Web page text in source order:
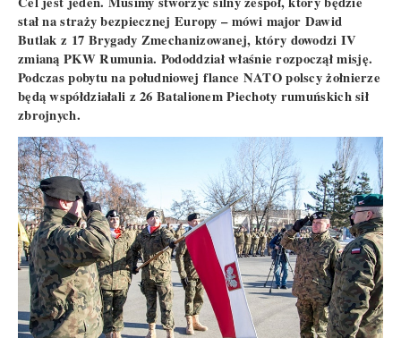
stał na straży bezpiecznej Europy – mówi major Dawid
Butlak z 17 Brygady Zmechanizowanej, który dowodzi IV
zmianą PKW Rumunia. Pododdział właśnie rozpoczął misję.
Podczas pobytu na południowej flance NATO polscy żołnierze
będą współdziałali z 26 Batalionem Piechoty rumuńskich sił
zbrojnych.